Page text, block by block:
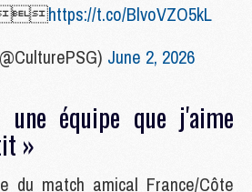
https://t.co/BlvoVZO5kL
June 2, 2026
équipe que j'aime
»
du match amical France/Côte